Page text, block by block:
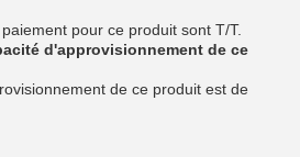
pour ce produit sont T/T.
d'approvisionnement de ce
de ce produit est de